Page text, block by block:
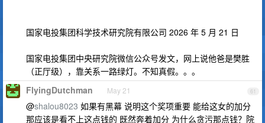
国家电投集团科学技术研究院有限公司 2026 年 5 月 21 日
国家电投集团中央研究院微信公众号发文，网上说他爸是樊胜
（正厅级），靠关系一路绿灯。不知真假。。。
61
FlyingDutchman May 21
@shalou8023 如果有黑幕 说明这个奖项重要 能给这女的加分
那应该是看不上这点钱的 既然奔着加分 为什么贪污那点钱？院